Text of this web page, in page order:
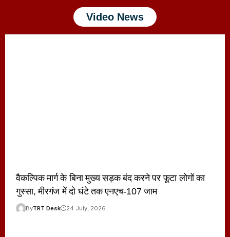
Video News
वैकल्पिक मार्ग के बिना मुख्य सड़क बंद करने पर फूटा लोगों का
गुस्सा, मीरगंज में दो घंटे तक एनएच-107 जाम
ByTRT Desk 24 July, 2026